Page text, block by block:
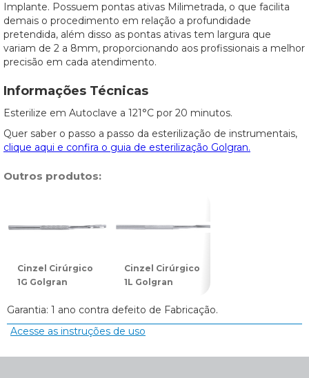
Implante. Possuem pontas ativas Milimetrada, o que facilita
demais o procedimento em relação a profundidade
pretendida, além disso as pontas ativas tem largura que
variam de 2 a 8mm, proporcionando aos profissionais a melhor
precisão em cada atendimento.
Informações Técnicas
Esterilize em Autoclave a 121°C por 20 minutos.
Quer saber o passo a passo da esterilização de instrumentais,
clique aqui e confira o guia de esterilização Golgran.
Outros produtos:
Cinzel Cirúrgico
1G Golgran
Cinzel Cirúrgico
1L Golgran
Garantia: 1 ano contra defeito de Fabricação.
Acesse as instruções de uso